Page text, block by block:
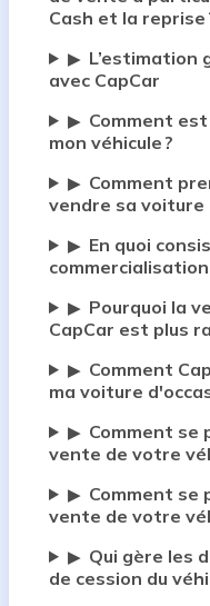
Cash et la reprise
▶ L’estimation
avec CapCar
▶ Comment
mon véhicule ?
▶ Comment
vendre sa voiture
▶ En quoi
▶ Pourquoi la
CapCar est plus
▶ Comment
ma voiture
▶ Comment se
vente de votre
▶ Comment se
vente de votre
▶ Qui gère les
de cession du